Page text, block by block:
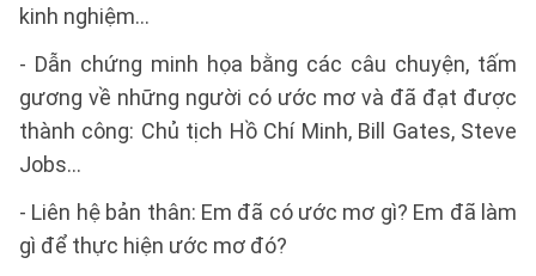
kinh nghiệm...
- Dẫn chứng minh họa bằng các câu chuyện, tấm
gương về những người có ước mơ và đã đạt được
thành công: Chủ tịch Hồ Chí Minh, Bill Gates, Steve
Jobs...
- Liên hệ bản thân: Em đã có ước mơ gì? Em đã làm
gì để thực hiện ước mơ đó?